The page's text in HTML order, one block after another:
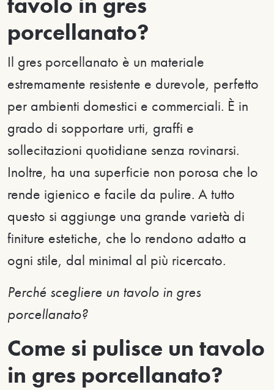
porcellanato?
Il gres porcellanato è un materiale
estremamente resistente e durevole, perfetto
per ambienti domestici e commerciali. È in
grado di sopportare urti, graffi e
sollecitazioni quotidiane senza rovinarsi.
Inoltre, ha una superficie non porosa che lo
rende igienico e facile da pulire. A tutto
questo si aggiunge una grande varietà di
finiture estetiche, che lo rendono adatto a
ogni stile, dal minimal al più ricercato.
Perché scegliere un tavolo in gres
porcellanato?
Come si pulisce un tavolo
in gres porcellanato?